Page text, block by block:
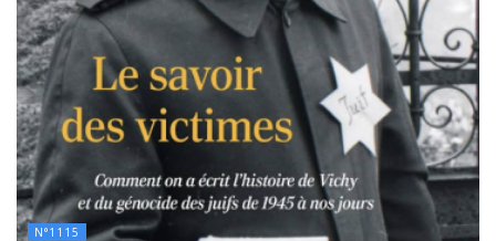
N°1115